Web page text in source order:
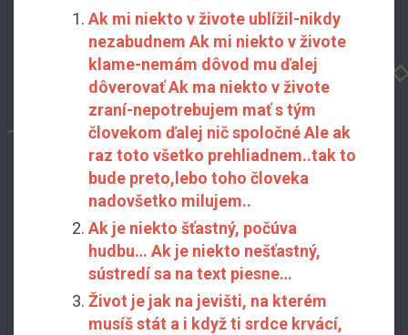
Ak mi niekto v živote ublížil-nikdy
nezabudnem Ak mi niekto v živote
klame-nemám dôvod mu ďalej
dôverovať Ak ma niekto v živote
zraní-nepotrebujem mať s tým
človekom ďalej nič spoločné Ale ak
raz toto všetko prehliadnem..tak to
bude preto,lebo toho človeka
nadovšetko milujem..
Ak je niekto šťastný, počúva
hudbu… Ak je niekto nešťastný,
sústredí sa na text piesne…
Život je jak na jevišti, na kterém
musíš stát a i když ti srdce krvácí,